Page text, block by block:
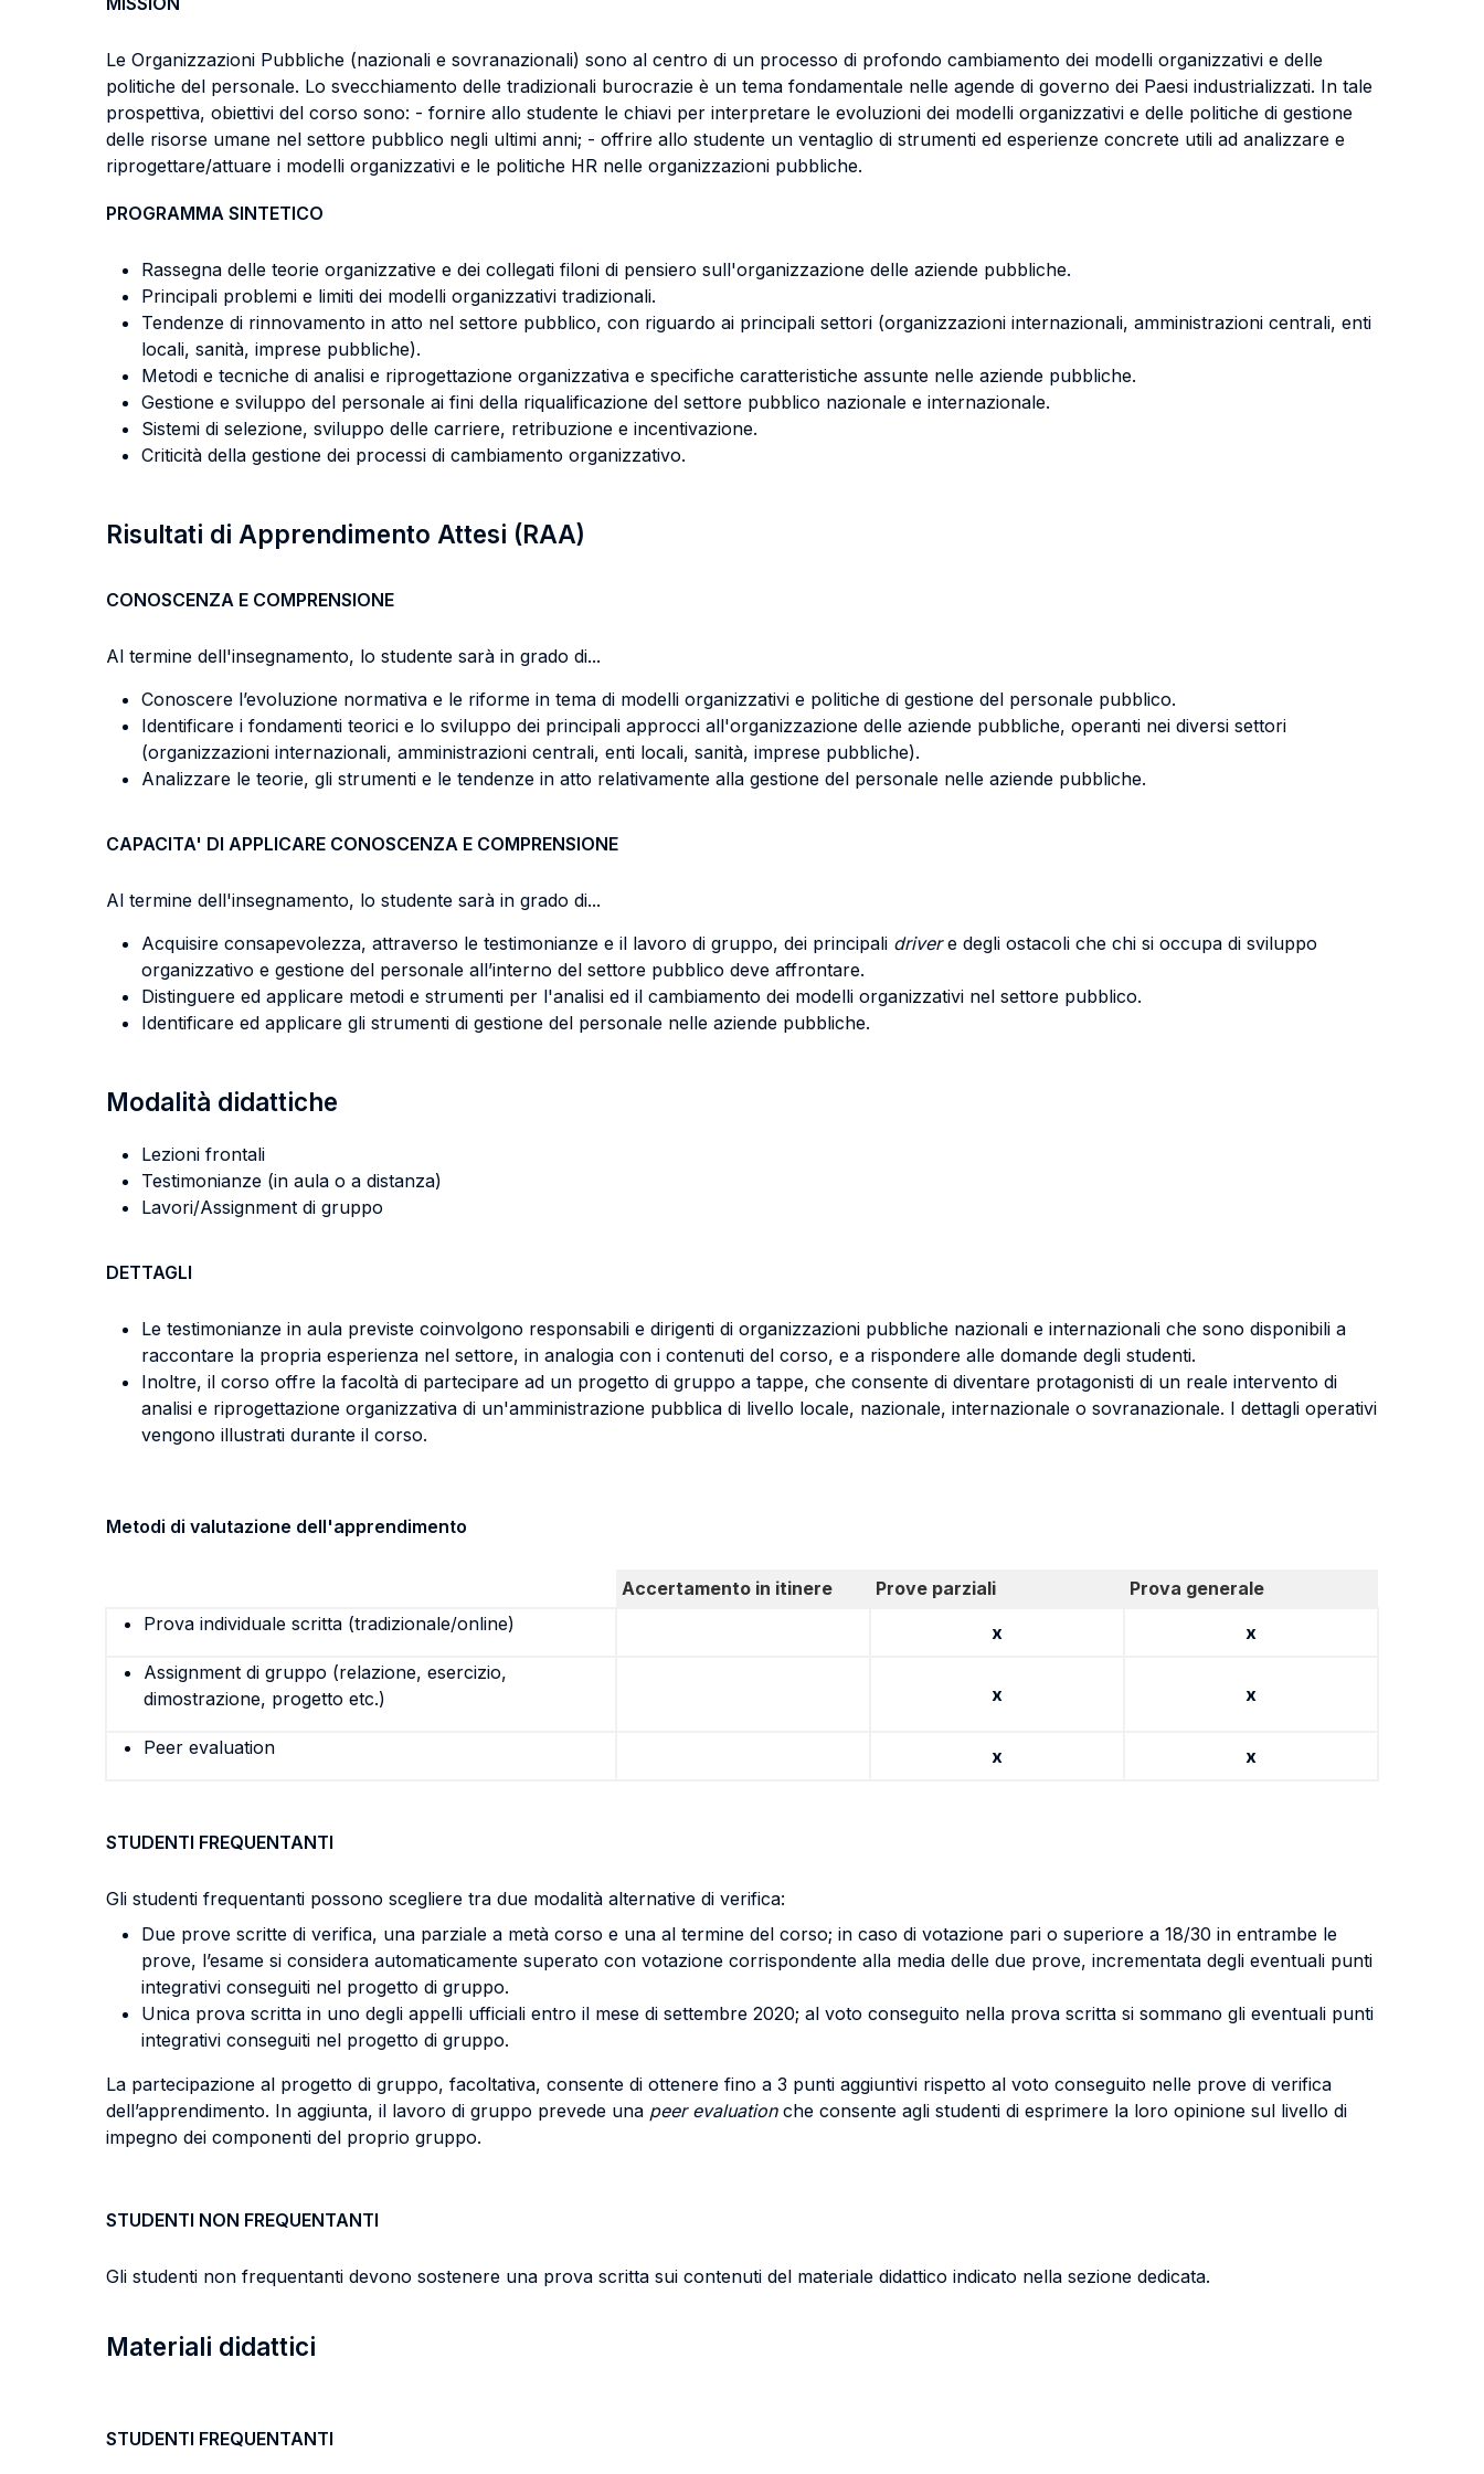
Le Organizzazioni Pubbliche (nazionali e sovranazionali) sono al centro di un processo di profondo cambiamento dei modelli organizzativi e delle
politiche del personale. Lo svecchiamento delle tradizionali burocrazie è un tema fondamentale nelle agende di governo dei Paesi industrializzati. In tale
prospettiva, obiettivi del corso sono: - fornire allo studente le chiavi per interpretare le evoluzioni dei modelli organizzativi e delle politiche di gestione
delle risorse umane nel settore pubblico negli ultimi anni; - offrire allo studente un ventaglio di strumenti ed esperienze concrete utili ad analizzare e
riprogettare/attuare i modelli organizzativi e le politiche HR nelle organizzazioni pubbliche.
PROGRAMMA SINTETICO
Rassegna delle teorie organizzative e dei collegati filoni di pensiero sull'organizzazione delle aziende pubbliche.
Principali problemi e limiti dei modelli organizzativi tradizionali.
Tendenze di rinnovamento in atto nel settore pubblico, con riguardo ai principali settori (organizzazioni internazionali, amministrazioni centrali, enti
locali, sanità, imprese pubbliche).
Metodi e tecniche di analisi e riprogettazione organizzativa e specifiche caratteristiche assunte nelle aziende pubbliche.
Gestione e sviluppo del personale ai fini della riqualificazione del settore pubblico nazionale e internazionale.
Sistemi di selezione, sviluppo delle carriere, retribuzione e incentivazione.
Criticità della gestione dei processi di cambiamento organizzativo.
Risultati di Apprendimento Attesi (RAA)
CONOSCENZA E COMPRENSIONE
Al termine dell'insegnamento, lo studente sarà in grado di...
Conoscere l’evoluzione normativa e le riforme in tema di modelli organizzativi e politiche di gestione del personale pubblico.
Identificare i fondamenti teorici e lo sviluppo dei principali approcci all'organizzazione delle aziende pubbliche, operanti nei diversi settori
(organizzazioni internazionali, amministrazioni centrali, enti locali, sanità, imprese pubbliche).
Analizzare le teorie, gli strumenti e le tendenze in atto relativamente alla gestione del personale nelle aziende pubbliche.
CAPACITA' DI APPLICARE CONOSCENZA E COMPRENSIONE
Al termine dell'insegnamento, lo studente sarà in grado di...
Acquisire consapevolezza, attraverso le testimonianze e il lavoro di gruppo, dei principali drivere degli ostacoli che chi si occupa di sviluppo
organizzativo e gestione del personale all’interno del settore pubblico deve affrontare.
Distinguere ed applicare metodi e strumenti per l'analisi ed il cambiamento dei modelli organizzativi nel settore pubblico.
Identificare ed applicare gli strumenti di gestione del personale nelle aziende pubbliche.
Modalità didattiche
Lezioni frontali
Testimonianze (in aula o a distanza)
Lavori/Assignment di gruppo
DETTAGLI
Le testimonianze in aula previste coinvolgono responsabili e dirigenti di organizzazioni pubbliche nazionali e internazionali che sono disponibili a
raccontare la propria esperienza nel settore, in analogia con i contenuti del corso, e a rispondere alle domande degli studenti.
Inoltre, il corso offre la facoltà di partecipare ad un progetto di gruppo a tappe, che consente di diventare protagonisti di un reale intervento di
analisi e riprogettazione organizzativa di un'amministrazione pubblica di livello locale, nazionale, internazionale o sovranazionale. I dettagli operativi
vengono illustrati durante il corso.
Metodi di valutazione dell'apprendimento
Accertamento in itinere Prove parziali
Prova generale
Prova individuale scritta (tradizionale/online)
x
x
Assignment di gruppo (relazione, esercizio,
dimostrazione, progetto etc.)
x x
Peer evaluation x x
STUDENTI FREQUENTANTI
Gli studenti frequentanti possono scegliere tra due modalità alternative di verifica:
Due prove scritte di verifica, una parziale a metà corso e una al termine del corso; in caso di votazione pari o superiore a 18/30 in entrambe le
prove, l’esame si considera automaticamente superato con votazione corrispondente alla media delle due prove, incrementata degli eventuali punti
integrativi conseguiti nel progetto di gruppo.
Unica prova scritta in uno degli appelli ufficiali entro il mese di settembre 2020; al voto conseguito nella prova scritta si sommano gli eventuali punti
integrativi conseguiti nel progetto di gruppo.
La partecipazione al progetto di gruppo, facoltativa, consente di ottenere fino a 3 punti aggiuntivi rispetto al voto conseguito nelle prove di verifica
dell’apprendimento. In aggiunta, il lavoro di gruppo prevede una peer evaluationche consente agli studenti di esprimere la loro opinione sul livello di
impegno dei componenti del proprio gruppo.
STUDENTI NON FREQUENTANTI
Gli studenti non frequentanti devono sostenere una prova scritta sui contenuti del materiale didattico indicato nella sezione dedicata.
Materiali didattici
STUDENTI FREQUENTANTI